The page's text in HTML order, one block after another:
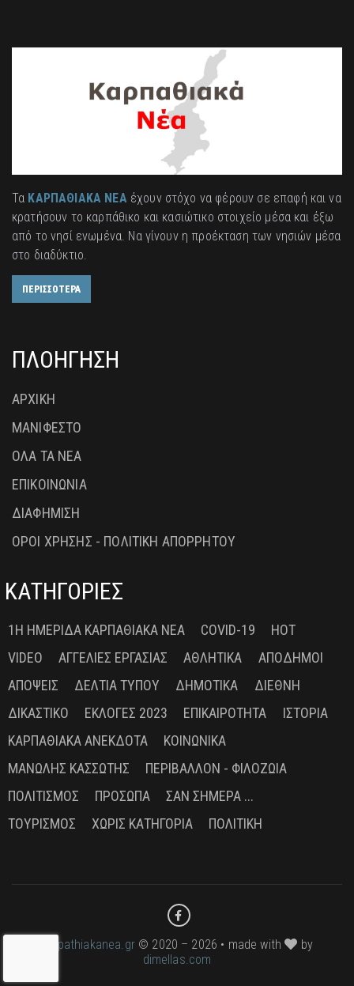
Τα ΚΑΡΠΑΘΙΑΚΑ ΝΕΑέχουν στόχο να φέρουν σε επαφή και να
κρατήσουν το καρπάθικο και κασιώτικο στοιχείο μέσα και έξω
από το νησί ενωμένα. Να γίνουν η προέκταση των νησιών μέσα
στο διαδύκτιο.
ΠΕΡΙΣΣΟΤΕΡΑ
ΠΛΟΗΓΗΣΗ
ΑΡΧΙΚΗ
ΜΑΝΙΦΕΣΤΟ
ΟΛΑ ΤΑ ΝΕΑ
ΕΠΙΚΟΙΝΩΝΙΑ
ΔΙΑΦΗΜΙΣΗ
ΟΡΟΙ ΧΡΗΣΗΣ - ΠΟΛΙΤΙΚΗ ΑΠΟΡΡΗΤΟΥ
ΚΑΤΗΓΟΡΙΕΣ
1Η ΗΜΕΡΊΔΑ ΚΑΡΠΑΘΙΑΚΆ ΝΈΑ COVID-19
HOT
VIDEO
ΑΓΓΕΛΊΕΣ ΕΡΓΑΣΊΑΣ ΑΘΛΗΤΙΚΆ
ΑΠΌΔΗΜΟΙ
ΑΠΌΨΕΙΣ
ΔΕΛΤΊΑ ΤΎΠΟΥ ΔΗΜΟΤΙΚΆ
ΔΙΕΘΝΉ
ΔΙΚΑΣΤΙΚΌ
ΕΚΛΟΓΈΣ 2023 ΕΠΙΚΑΙΡΌΤΗΤΑ
ΙΣΤΟΡΊΑ
ΚΑΡΠΑΘΙΑΚΆ ΑΝΈΚΔΟΤΑ
ΚΟΙΝΩΝΙΚΆ
ΜΑΝΏΛΗΣ ΚΑΣΣΏΤΗΣ
ΠΕΡΙΒΆΛΛΟΝ - ΦΙΛΟΖΩΊΑ
ΠΟΛΙΤΙΣΜΌΣ
ΠΡΌΣΩΠΑ
ΣΑΝ ΣΉΜΕΡΑ ...
ΤΟΥΡΙΣΜΌΣ
ΧΩΡΊΣ ΚΑΤΗΓΟΡΊΑ ΠΟΛΙΤΙΚΉ
karpathiakanea.gr© 2020 – 2026 • made with
by
dimellas.com